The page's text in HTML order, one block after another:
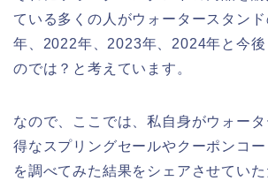
ている多くの人がウォータースタン
年、2022年、2023年、2024年と今後
のでは？と考えています。
なので、ここでは、私自身がウォー
得なスプリングセールやクーポンコ
を調べてみた結果をシェアさせていた